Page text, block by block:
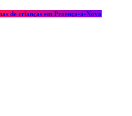
de crianças em Proença-a-Nova